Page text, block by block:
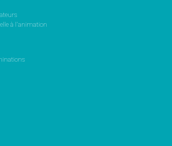
à l'animation